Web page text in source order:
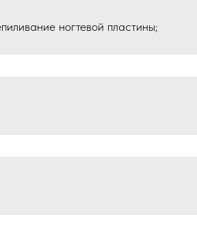
ногтевой пластины;